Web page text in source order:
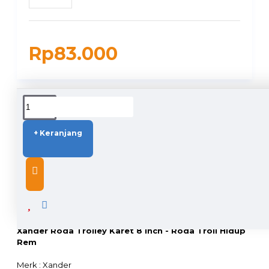
Rp83.000
+ Keranjang
DUKUNGAN PENGIRIMAN
DESCRIPTION
Xander Roda Trolley Karet 8 inch - Roda Troli Hidup
Rem
Merk : Xander